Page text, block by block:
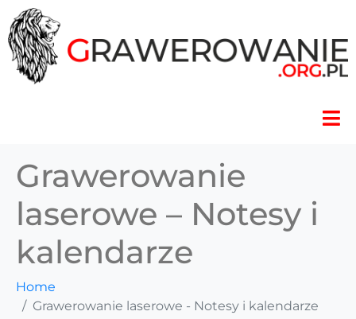
Grawerowanie
laserowe – Notesy i
kalendarze
Home
Grawerowanie laserowe - Notesy i kalendarze